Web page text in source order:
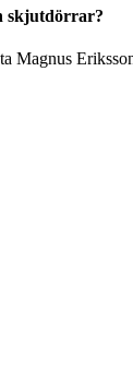
skjutdörrar?
Magnus